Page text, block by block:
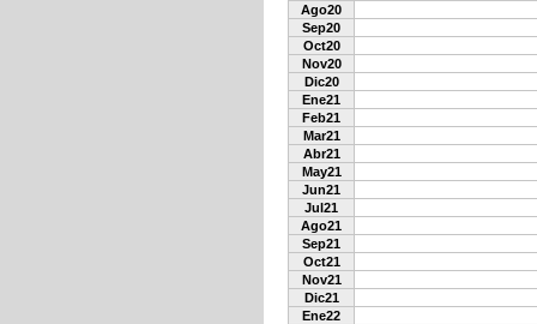
Ago20
Sep20
Oct20
Nov20
Dic20
Ene21
Feb21
Mar21
Abr21
May21
Jun21
Jul21
Ago21
Sep21
Oct21
Nov21
Dic21
Ene22